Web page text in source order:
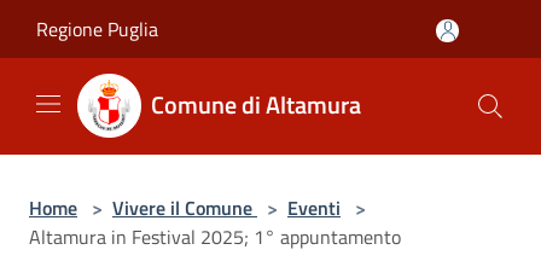
Regione Puglia
Comune di Altamura
Home > Vivere il Comune > Eventi >
Altamura in Festival 2025; 1° appuntamento